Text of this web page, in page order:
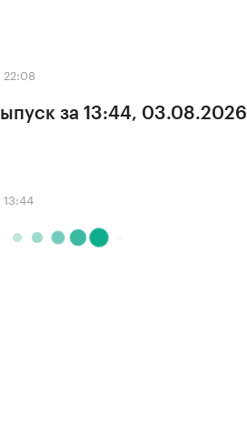
22:08
за 13:44, 03.08.2026
13:44